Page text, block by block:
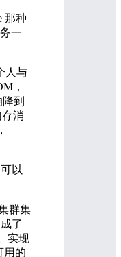
那种
一
人与
，
到
消
以
群集
了
实现
用的